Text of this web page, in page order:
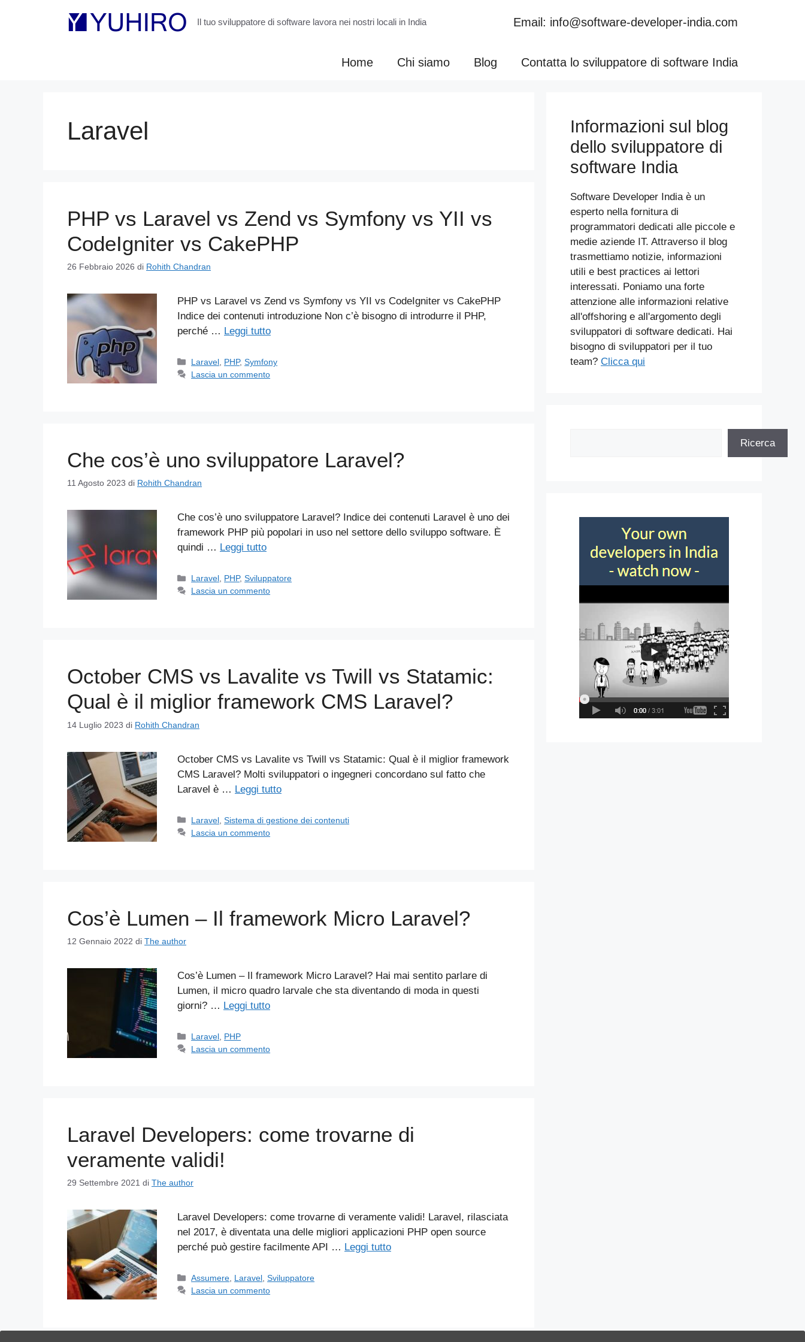
Il tuo sviluppatore di software lavora nei nostri locali in India Email: info@software-developer-india.com
Home Chi siamo Blog Contatta lo sviluppatore di software India
Laravel
PHP vs Laravel vs Zend vs Symfony vs YII vs
CodeIgniter vs CakePHP
26 Febbraio 2026 di Rohith Chandran
PHP vs Laravel vs Zend vs Symfony vs YII vs CodeIgniter vs CakePHP
Indice dei contenuti introduzione Non c’è bisogno di introdurre il PHP,
perché … Leggi tutto
Categorie
Laravel PHP,Symfony
Lascia un commento
Che cos’è uno sviluppatore Laravel?
11 Agosto 2023 di Rohith Chandran
Che cos’è uno sviluppatore Laravel? Indice dei contenuti Laravel è uno dei
framework PHP più popolari in uso nel settore dello sviluppo software. È
quindi … Leggi tutto
Categorie
Laravel, PHP,Sviluppatore
Lascia un commento
October CMS vs Lavalite vs Twill vs Statamic:
Qual è il miglior framework CMS Laravel?
14 Luglio 2023 di Rohith Chandran
October CMS vs Lavalite vs Twill vs Statamic: Qual è il miglior framework
CMS Laravel? Molti sviluppatori o ingegneri concordano sul fatto che
Laravel è … Leggi tutto
Categorie
Laravel ,Sistema di gestione dei contenuti
Lascia un commento
Cos’è Lumen – Il framework Micro Laravel?
12 Gennaio 2022 di The author
Cos’è Lumen – Il framework Micro Laravel? Hai mai sentito parlare di
Lumen, il micro quadro larvale che sta diventando di moda in questi
giorni? … Leggi tutto
Categorie
Laravel PHP
Lascia un commento
Laravel Developers: come trovarne di
veramente validi!
29 Settembre 2021 di The author
Laravel Developers: come trovarne di veramente validi! Laravel, rilasciata
nel 2017, è diventata una delle migliori applicazioni PHP open source
perché può gestire facilmente API … Leggi tutto
Categorie
Assumere Laravel ,Sviluppatore
Lascia un commento
Informazioni sul blog
dello sviluppatore di
software India
Software Developer India è un
esperto nella fornitura di
programmatori dedicati alle piccole e
medie aziende IT. Attraverso il blog
trasmettiamo notizie, informazioni
utili e best practices ai lettori
interessati. Poniamo una forte
attenzione alle informazioni relative
all'offshoring e all'argomento degli
sviluppatori di software dedicati. Hai
bisogno di sviluppatori per il tuo
team? Clicca qui
Ricerca